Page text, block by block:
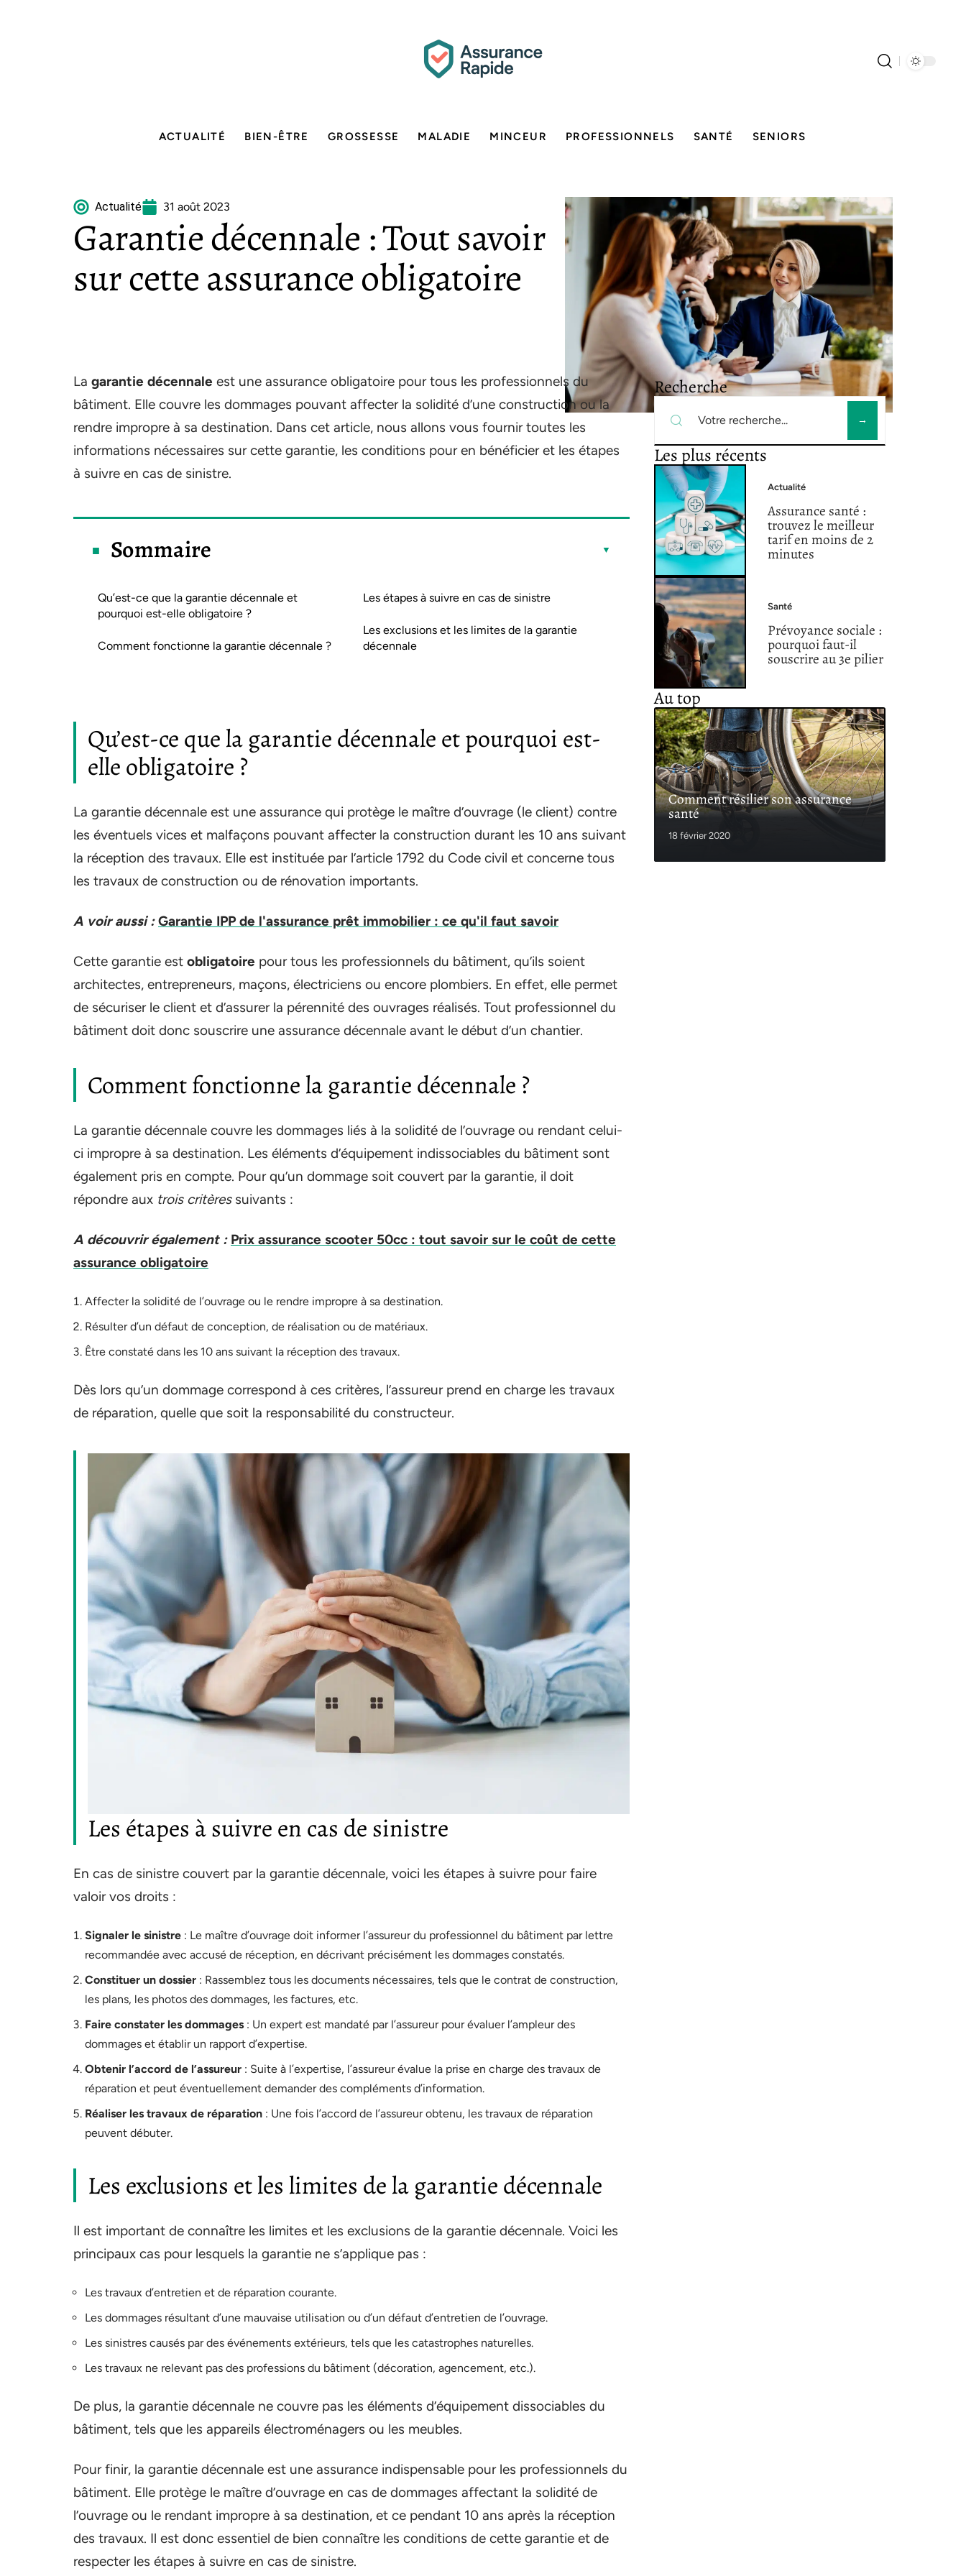
ACTUALITÉ BIEN-ÊTRE GROSSESSE MALADIE MINCEUR PROFESSIONNELS SANTÉ SENIORS
Actualité 31 août 2023
Garantie décennale : Tout savoir
sur cette assurance obligatoire
La garantie décennale est une assurance obligatoire pour tous les professionnels du
bâtiment. Elle couvre les dommages pouvant affecter la solidité d’une construction ou la
rendre impropre à sa destination. Dans cet article, nous allons vous fournir toutes les
informations nécessaires sur cette garantie, les conditions pour en bénéficier et les étapes
à suivre en cas de sinistre.
Sommaire
Qu’est-ce que la garantie décennale et
pourquoi est-elle obligatoire ?
Comment fonctionne la garantie décennale ?
Les étapes à suivre en cas de sinistre
Les exclusions et les limites de la garantie
décennale
Qu’est-ce que la garantie décennale et pourquoi est-
elle obligatoire ?
La garantie décennale est une assurance qui protège le maître d’ouvrage (le client) contre
les éventuels vices et malfaçons pouvant affecter la construction durant les 10 ans suivant
la réception des travaux. Elle est instituée par l’article 1792 du Code civil et concerne tous
les travaux de construction ou de rénovation importants.
A voir aussi : Garantie IPP de l'assurance prêt immobilier : ce qu'il faut savoir
Cette garantie est obligatoire pour tous les professionnels du bâtiment, qu’ils soient
architectes, entrepreneurs, maçons, électriciens ou encore plombiers. En effet, elle permet
de sécuriser le client et d’assurer la pérennité des ouvrages réalisés. Tout professionnel du
bâtiment doit donc souscrire une assurance décennale avant le début d’un chantier.
Comment fonctionne la garantie décennale ?
La garantie décennale couvre les dommages liés à la solidité de l’ouvrage ou rendant celui-
ci impropre à sa destination. Les éléments d’équipement indissociables du bâtiment sont
également pris en compte. Pour qu’un dommage soit couvert par la garantie, il doit
répondre aux trois critèressuivants :
A découvrir également : Prix assurance scooter 50cc : tout savoir sur le coût de cette
assurance obligatoire
Affecter la solidité de l’ouvrage ou le rendre impropre à sa destination.
Résulter d’un défaut de conception, de réalisation ou de matériaux.
Être constaté dans les 10 ans suivant la réception des travaux.
Dès lors qu’un dommage correspond à ces critères, l’assureur prend en charge les travaux
de réparation, quelle que soit la responsabilité du constructeur.
Les étapes à suivre en cas de sinistre
En cas de sinistre couvert par la garantie décennale, voici les étapes à suivre pour faire
valoir vos droits :
Signaler le sinistre : Le maître d’ouvrage doit informer l’assureur du professionnel du bâtiment par lettre
recommandée avec accusé de réception, en décrivant précisément les dommages constatés.
Constituer un dossier : Rassemblez tous les documents nécessaires, tels que le contrat de construction,
les plans, les photos des dommages, les factures, etc.
Faire constater les dommages : Un expert est mandaté par l’assureur pour évaluer l’ampleur des
dommages et établir un rapport d’expertise.
Obtenir l’accord de l’assureur : Suite à l’expertise, l’assureur évalue la prise en charge des travaux de
réparation et peut éventuellement demander des compléments d’information.
Réaliser les travaux de réparation : Une fois l’accord de l’assureur obtenu, les travaux de réparation
peuvent débuter.
Les exclusions et les limites de la garantie décennale
Il est important de connaître les limites et les exclusions de la garantie décennale. Voici les
principaux cas pour lesquels la garantie ne s’applique pas :
Les travaux d’entretien et de réparation courante.
Les dommages résultant d’une mauvaise utilisation ou d’un défaut d’entretien de l’ouvrage.
Les sinistres causés par des événements extérieurs, tels que les catastrophes naturelles.
Les travaux ne relevant pas des professions du bâtiment (décoration, agencement, etc.).
De plus, la garantie décennale ne couvre pas les éléments d’équipement dissociables du
bâtiment, tels que les appareils électroménagers ou les meubles.
Pour finir, la garantie décennale est une assurance indispensable pour les professionnels du
bâtiment. Elle protège le maître d’ouvrage en cas de dommages affectant la solidité de
l’ouvrage ou le rendant impropre à sa destination, et ce pendant 10 ans après la réception
des travaux. Il est donc essentiel de bien connaître les conditions de cette garantie et de
respecter les étapes à suivre en cas de sinistre.
Recherche
Les plus récents
Actualité
Assurance santé :
trouvez le meilleur
tarif en moins de 2
minutes
Santé
Prévoyance sociale :
pourquoi faut-il
souscrire au 3e pilier
Au top
Comment résilier son assurance
santé
18 février 2020